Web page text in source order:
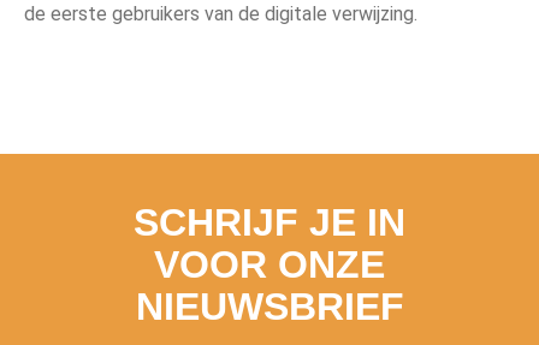
de eerste gebruikers van de digitale verwijzing.
SCHRIJF JE IN
VOOR ONZE
NIEUWSBRIEF